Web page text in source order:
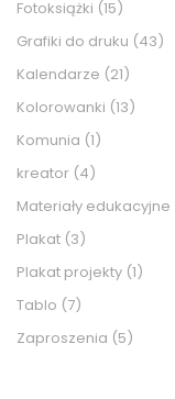
Fotoksiążki (15)
Grafiki do druku (43)
Kalendarze (21)
Kolorowanki (13)
Komunia (1)
kreator (4)
Materiały edukacyjne
Plakat (3)
Plakat projekty (1)
Tablo (7)
Zaproszenia (5)